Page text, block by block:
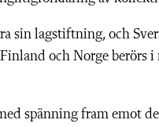
sin lagstiftning, och
och Norge berörs
spänning fram emot